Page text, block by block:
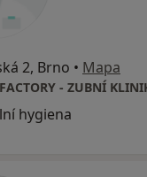
2, Brno • Mapa
- ZUBNÍ
hygiena